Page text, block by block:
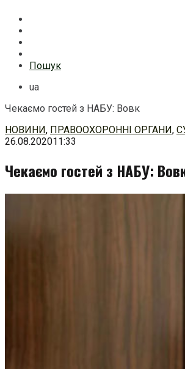
Пошук
ua
Чекаємо гостей з НАБУ: Вовк
Перейти
до
НОВИНИ, ПРАВООХОРОННІ ОРГАНИ,
26.08.202011:33
Чекаємо гостей з НАБУ: